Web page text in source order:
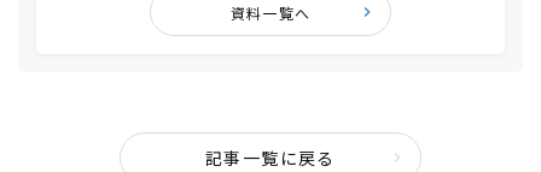
資料一覧へ
記事一覧に戻る